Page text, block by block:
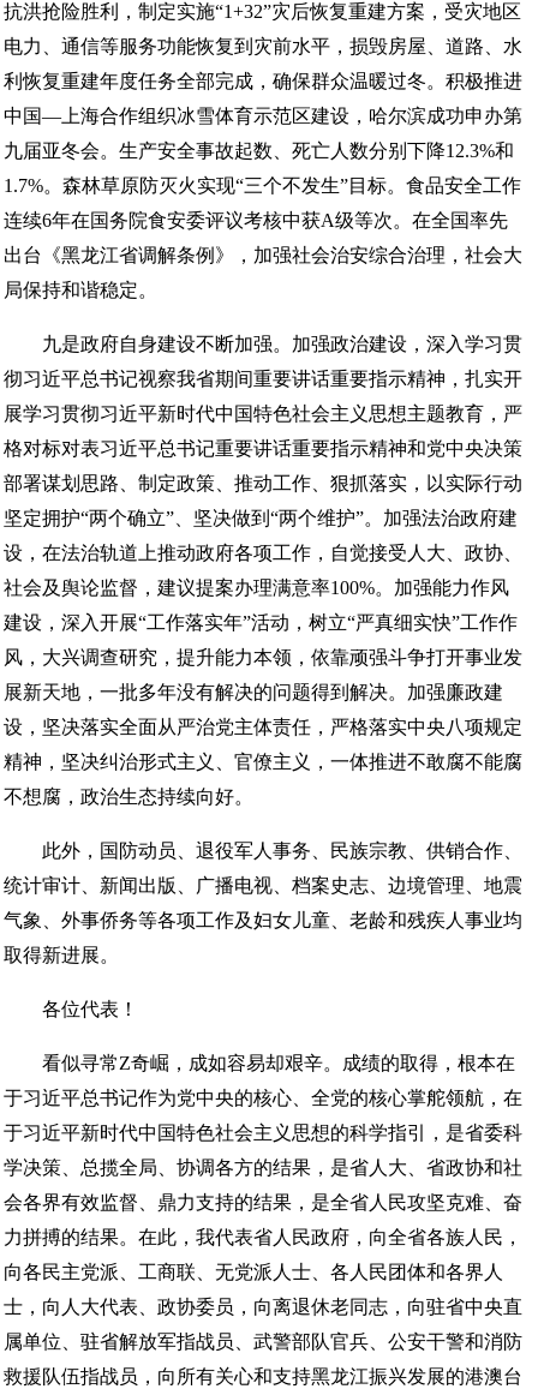
抗洪抢险胜利，制定实施“1+32”灾后恢复重建方案，受灾地区
电力、通信等服务功能恢复到灾前水平，损毁房屋、道路、水
利恢复重建年度任务全部完成，确保群众温暖过冬。积极推进
中国—上海合作组织冰雪体育示范区建设，哈尔滨成功申办第
九届亚冬会。生产安全事故起数、死亡人数分别下降12.3%和
1.7%。森林草原防灭火实现“三个不发生”目标。食品安全工作
连续6年在国务院食安委评议考核中获A级等次。在全国率先
出台《黑龙江省调解条例》，加强社会治安综合治理，社会大
局保持和谐稳定。
九是政府自身建设不断加强。加强政治建设，深入学习贯
彻习近平总书记视察我省期间重要讲话重要指示精神，扎实开
展学习贯彻习近平新时代中国特色社会主义思想主题教育，严
格对标对表习近平总书记重要讲话重要指示精神和党中央决策
部署谋划思路、制定政策、推动工作、狠抓落实，以实际行动
坚定拥护“两个确立”、坚决做到“两个维护”。加强法治政府建
设，在法治轨道上推动政府各项工作，自觉接受人大、政协、
社会及舆论监督，建议提案办理满意率100%。加强能力作风
建设，深入开展“工作落实年”活动，树立“严真细实快”工作作
风，大兴调查研究，提升能力本领，依靠顽强斗争打开事业发
展新天地，一批多年没有解决的问题得到解决。加强廉政建
设，坚决落实全面从严治党主体责任，严格落实中央八项规定
精神，坚决纠治形式主义、官僚主义，一体推进不敢腐不能腐
不想腐，政治生态持续向好。
此外，国防动员、退役军人事务、民族宗教、供销合作、
统计审计、新闻出版、广播电视、档案史志、边境管理、地震
气象、外事侨务等各项工作及妇女儿童、老龄和残疾人事业均
取得新进展。
各位代表！
看似寻常Z奇崛，成如容易却艰辛。成绩的取得，根本在
于习近平总书记作为党中央的核心、全党的核心掌舵领航，在
于习近平新时代中国特色社会主义思想的科学指引，是省委科
学决策、总揽全局、协调各方的结果，是省人大、省政协和社
会各界有效监督、鼎力支持的结果，是全省人民攻坚克难、奋
力拼搏的结果。在此，我代表省人民政府，向全省各族人民，
向各民主党派、工商联、无党派人士、各人民团体和各界人
士，向人大代表、政协委员，向离退休老同志，向驻省中央直
属单位、驻省解放军指战员、武警部队官兵、公安干警和消防
救援队伍指战员，向所有关心和支持黑龙江振兴发展的港澳台